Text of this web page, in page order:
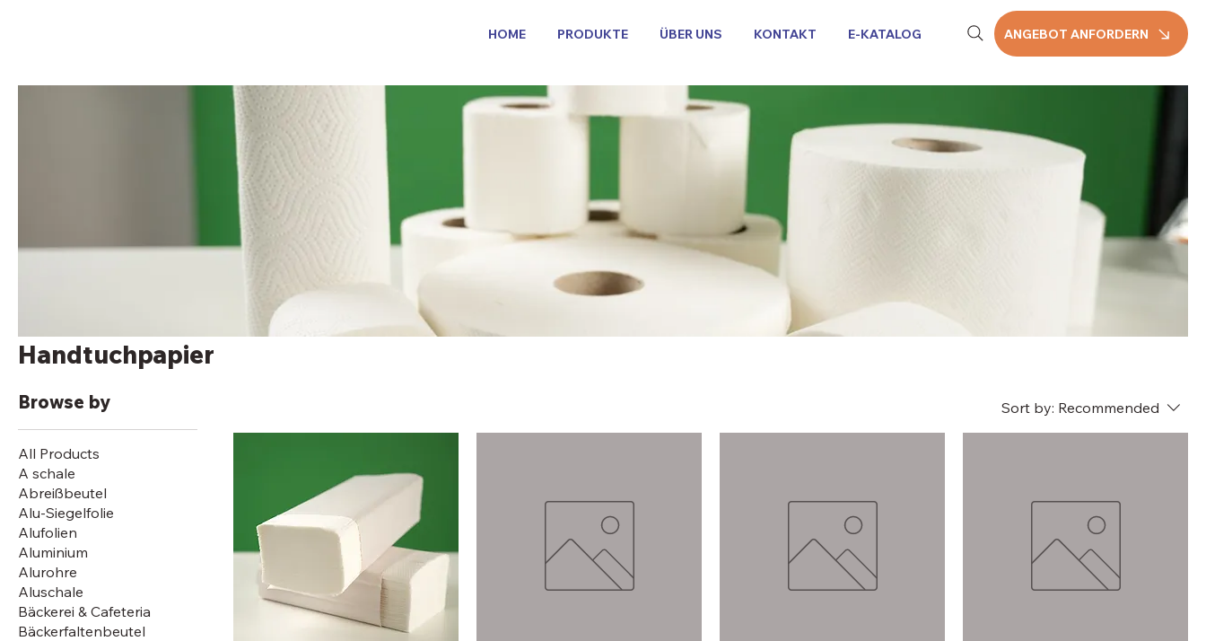
ANGEBOT ANFORDERN
HOME PRODUKTE ÜBER UNS KONTAKT E-KATALOG
Handtuchpapier
Browse by
All Products
A schale
Abreißbeutel
Alu-Siegelfolie
Alufolien
Aluminium
Alurohre
Aluschale
Bäckerei & Cafeteria
Bäckerfaltenbeutel
Sort by: Recommended